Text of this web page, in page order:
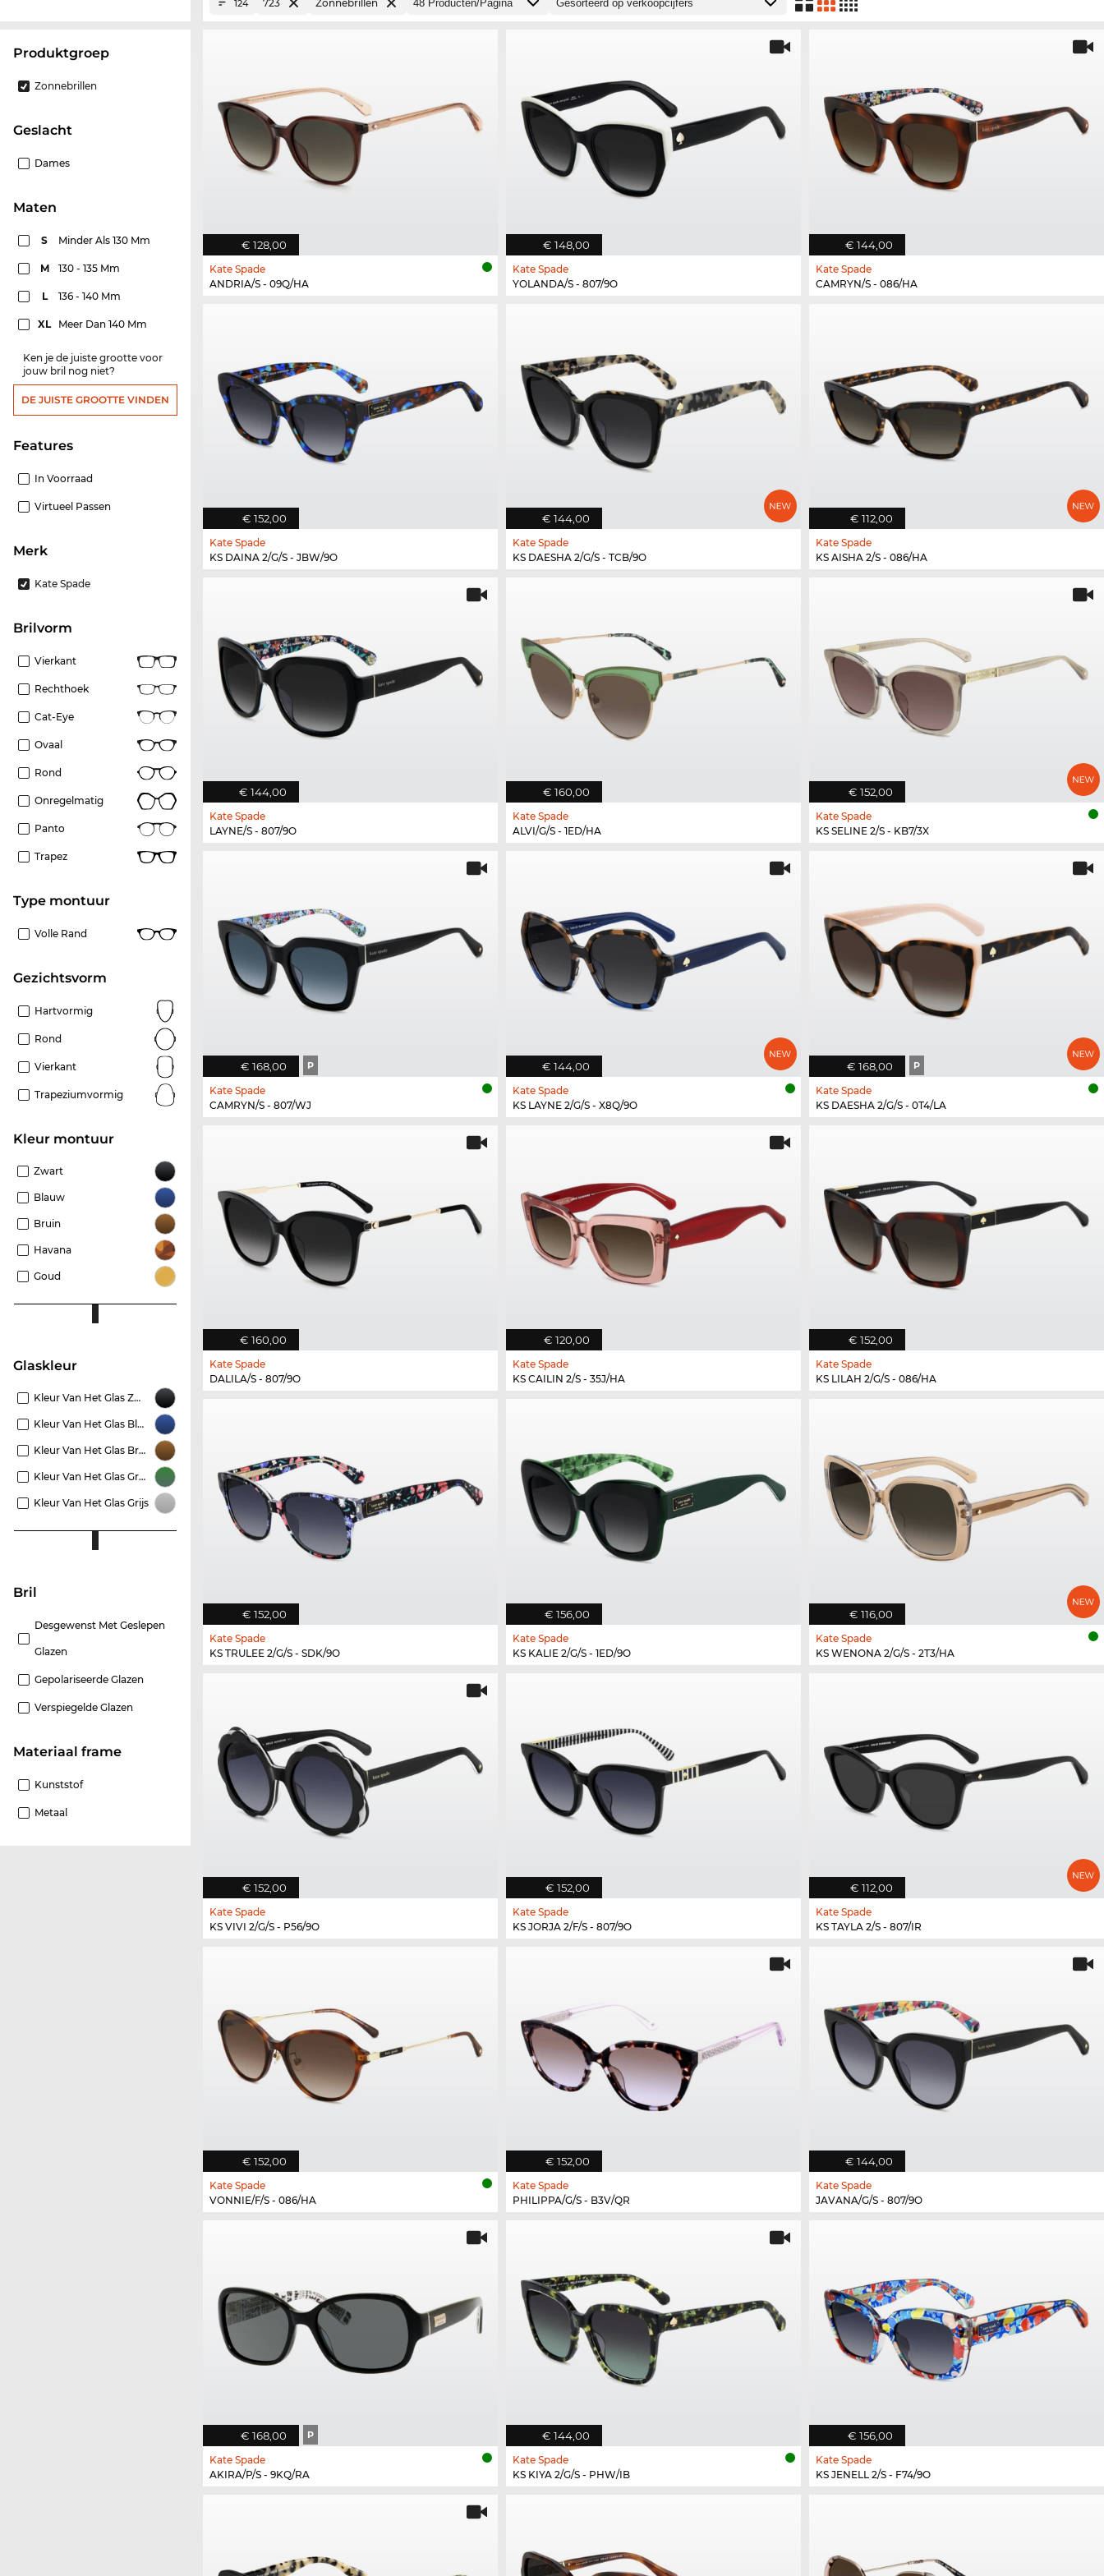
Produktgroep
Zonnebrillen
Geslacht
Dames
Maten
S Minder Als 130 Mm
M 130 - 135 Mm
L 136 - 140 Mm
XL Meer Dan 140 Mm
Ken je de juiste grootte voor
jouw bril nog niet?
DE JUISTE GROOTTE VINDEN
features
In Voorraad
Virtueel Passen
Merk
Kate Spade
Brilvorm
Vierkant
Rechthoek
Cat-Eye
Ovaal
Rond
Onregelmatig
Panto
Trapez
Type montuur
Volle Rand
Gezichtsvorm
Hartvormig
Rond
Vierkant
Trapeziumvormig
Kleur montuur
Zwart
Blauw
Bruin
Havana
Goud
Glaskleur
Kleur Van Het Glas Zwart
Kleur Van Het Glas Blauw
Kleur Van Het Glas Bruin
Kleur Van Het Glas Groen
Kleur Van Het Glas Grijs
Bril
Desgewenst Met Geslepen
Glazen
Gepolariseerde Glazen
Verspiegelde Glazen
Materiaal frame
Kunststof
Metaal
124 723 Zonnebrillen
€ 128,00
Kate Spade
ANDRIA/S - 09Q/HA
€ 148,00
Kate Spade
YOLANDA/S - 807/9O
€ 144,00
Kate Spade
CAMRYN/S - 086/HA
€ 152,00
Kate Spade
KS DAINA 2/G/S - JBW/9O
€ 144,00
Kate Spade
KS DAESHA 2/G/S - TCB/9O
€ 112,00
Kate Spade
KS AISHA 2/S - 086/HA
€ 144,00
Kate Spade
LAYNE/S - 807/9O
€ 160,00
Kate Spade
ALVI/G/S - 1ED/HA
€ 152,00
Kate Spade
KS SELINE 2/S - KB7/3X
€ 168,00 P
Kate Spade
CAMRYN/S - 807/WJ
€ 144,00
Kate Spade
KS LAYNE 2/G/S - X8Q/9O
€ 168,00 P
Kate Spade
KS DAESHA 2/G/S - 0T4/LA
€ 160,00
Kate Spade
DALILA/S - 807/9O
€ 120,00
Kate Spade
KS CAILIN 2/S - 35J/HA
€ 152,00
Kate Spade
KS LILAH 2/G/S - 086/HA
€ 152,00
Kate Spade
KS TRULEE 2/G/S - SDK/9O
€ 156,00
Kate Spade
KS KALIE 2/G/S - 1ED/9O
€ 116,00
Kate Spade
KS WENONA 2/G/S - 2T3/HA
€ 152,00
Kate Spade
KS VIVI 2/G/S - P56/9O
€ 152,00
Kate Spade
KS JORJA 2/F/S - 807/9O
€ 112,00
Kate Spade
KS TAYLA 2/S - 807/IR
€ 152,00
Kate Spade
VONNIE/F/S - 086/HA
€ 152,00
Kate Spade
PHILIPPA/G/S - B3V/QR
€ 144,00
Kate Spade
JAVANA/G/S - 807/9O
€ 168,00 P
Kate Spade
AKIRA/P/S - 9KQ/RA
€ 144,00
Kate Spade
KS KIYA 2/G/S - PHW/IB
€ 156,00
Kate Spade
KS JENELL 2/S - F74/9O